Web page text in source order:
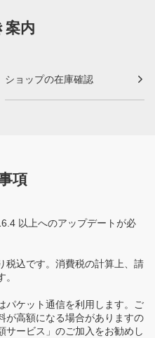
案内
ショップの在庫確認
項
以上へのアップデートが必
税込です。消費税の計算上、請
パケット通信を利用します。ご
が高額になる場合がありますの
サービス」のご加入をお勧めし